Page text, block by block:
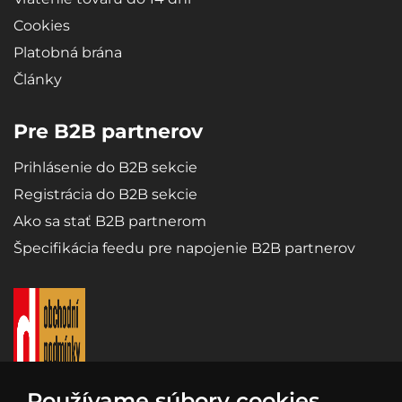
Cookies
Platobná brána
Články
Pre B2B partnerov
Prihlásenie do B2B sekcie
Registrácia do B2B sekcie
Ako sa stať B2B partnerom
Špecifikácia feedu pre napojenie B2B partnerov